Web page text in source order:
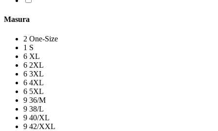
Masura
2 One-Size
1 S
6 XL
6 2XL
6 3XL
6 4XL
6 5XL
9 36/M
9 38/L
9 40/XL
9 42/XXL